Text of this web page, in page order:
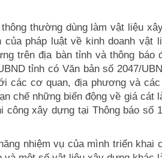
thường dùng làm vật liệu
pháp luật về kinh doanh vật
trên địa bàn tỉnh và thông báo
tỉnh có Văn bản số 2047/
các cơ quan, địa phương và
chế những biến động về giá cát
xây dựng tại Thông báo số
nhiệm vụ của mình triển khai